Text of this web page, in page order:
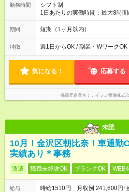
用期間の長さ：2ヶ月 雇用形態、
勤務時間
シフト制
1日あたりの実働時間：最大8時間/日 ＜勤務時間帯＞ ・9時
～18時00分 ・20時00分～05時00分 ◎週1日から勤務可能
週間ごとの自己申告制シフトを採
イフスタイルに合わせた働き方が
に取得可能です！
期間 短期（1ヶ月以内）
特徴 週1日からOK / 副業・WワークOK
気になる！ 応募する
掲載元企業名 テイシン警備株式
未読
10月！金沢区朝比奈！車通勤
実績あり＊事務
派遣 職種未経験OK ブランクOK WEB
給与
時給1510円 月収例 241,600円+